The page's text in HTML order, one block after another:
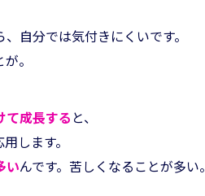
自分では気付きにくいです。
。
て成長する と、
します。
いんです。苦しくなることが多い。